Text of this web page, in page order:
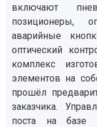
включают
позиционеры,
аварийные
оптический
комплекс
элементов на
прошёл
заказчика.
поста на